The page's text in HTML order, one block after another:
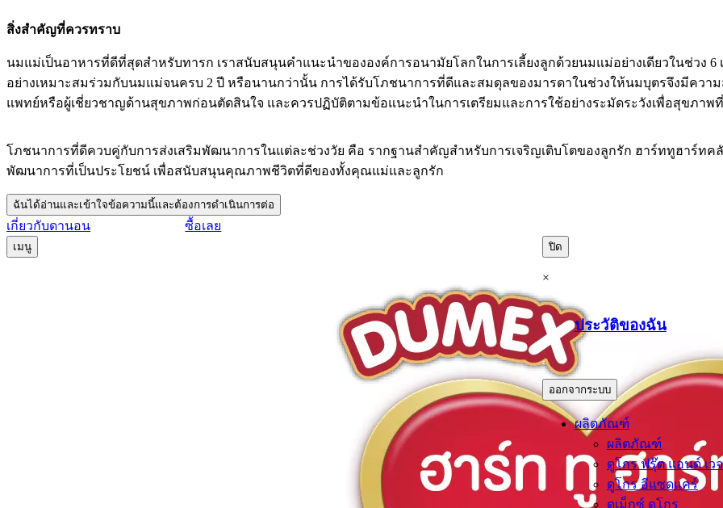
สิ่งสำคัญที่ควรทราบ
นมแม่เป็นอาหารที่ดีที่สุดสำหรับทารก เราสนับสนุนคำแนะนำขององค์การอนามัยโลกในการเลี้ยงลูกด้วยนมแม่อย่างเดียวในช่วง
อย่างเหมาะสมร่วมกับนมแม่จนครบ 2 ปี หรือนานกว่านั้น การได้รับโภชนาการที่ดีและสมดุลของมารดาในช่วงให้นมบุตรจึงมีคว
แพทย์หรือผู้เชี่ยวชาญด้านสุขภาพก่อนตัดสินใจ และควรปฏิบัติตามข้อแนะนำในการเตรียมและการใช้อย่างระมัดระวังเพื่อสุขภาพ
โภชนาการที่ดีควบคู่กับการส่งเสริมพัฒนาการในแต่ละช่วงวัย คือ รากฐานสำคัญสำหรับการเจริญเติบโตของลูกรัก ฮาร์ททูฮาร์ท
พัฒนาการที่เป็นประโยชน์ เพื่อสนับสนุนคุณภาพชีวิตที่ดีของทั้งคุณแม่และลูกรัก
ฉันได้อ่านและเข้าใจข้อความนี้และต้องการดำเนินการต่อ
เกี่ยวกับดานอน ซื้อเลย
เมนู ปิด
×
ประวัติของฉัน
.
ออกจากระบบ
ผลิตภัณฑ์
ผลิตภัณฑ์
ดูโกร ฟรุ๊ต แอนด์ เวจ
ดูโกร อีแซดแคร์
ดูเม็กซ์ ดูโกร